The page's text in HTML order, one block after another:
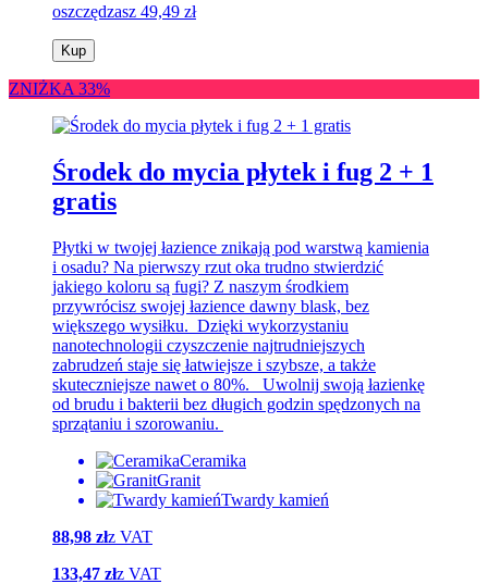
oszczędzasz 49,49 zł
Kup
ZNIŻKA 33%
Środek do mycia płytek i fug 2 + 1
gratis
Płytki w twojej łazience znikają pod warstwą kamienia
i osadu? Na pierwszy rzut oka trudno stwierdzić
jakiego koloru są fugi? Z naszym środkiem
przywrócisz swojej łazience dawny blask, bez
większego wysiłku. Dzięki wykorzystaniu
nanotechnologii czyszczenie najtrudniejszych
zabrudzeń staje się łatwiejsze i szybsze, a także
skuteczniejsze nawet o 80%. Uwolnij swoją łazienkę
od brudu i bakterii bez długich godzin spędzonych na
sprzątaniu i szorowaniu.
Ceramika
Granit
Twardy kamień
88,98 złz VAT
133,47 złz VAT